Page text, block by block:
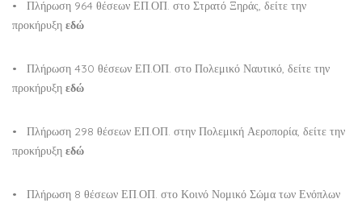
• Πλήρωση 964 θέσεων ΕΠ.ΟΠ. στο Στρατό Ξηράς, δείτε την
προκήρυξη εδώ
• Πλήρωση 430 θέσεων ΕΠ.ΟΠ. στο Πολεμικό Ναυτικό, δείτε την
προκήρυξη εδώ
• Πλήρωση 298 θέσεων ΕΠ.ΟΠ. στην Πολεμική Αεροπορία, δείτε την
προκήρυξη εδώ
• Πλήρωση 8 θέσεων ΕΠ.ΟΠ. στο Κοινό Νομικό Σώμα των Ενόπλων